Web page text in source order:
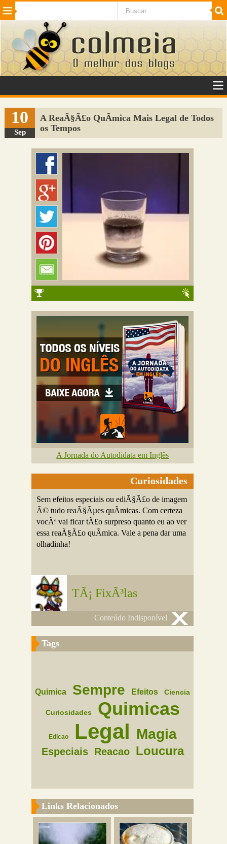
Beleza Cinema e TV
Internet Jogos NotÃ­cias SaÃºde
VeÃ­culos Adulto
Sugerir Link
Adicionar Blog
Colmeia Exchange
10
Sep
A ReaÃ§Ã£o QuÃ­mica Mais Legal de Todos
os Tempos
A Jornada do Autodidata em Inglês
Curiosidades
Sem efeitos especiais ou ediÃ§Ã£o de imagem
Ã© tudo reaÃ§Ãµes quÃ­micas. Com certeza
vocÃª vai ficar tÃ£o surpreso quanto eu ao ver
essa reaÃ§Ã£o quÃ­mica. Vale a pena dar uma
olhadinha!
TÃ¡ FixÃ³las
Conteúdo Indisponível
Tags
Quimica Sempre Efeitos Ciencia
Curiosidades Quimicas
Edicao Legal Magia
Especiais Reacao Loucura
Links Relacionados